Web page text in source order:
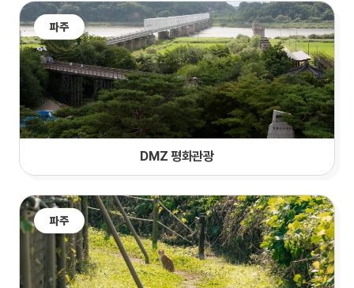
파주
DMZ 평화관광
파주